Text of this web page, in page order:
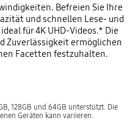
Befreien Sie Ihre
und schnellen Lese- und
für 4K UHD-Videos.* Die
Zuverlässigkeit ermöglichen
Facetten festzuhalten.
128GB und 64GB unterstützt. Die
Geräten kann variieren.